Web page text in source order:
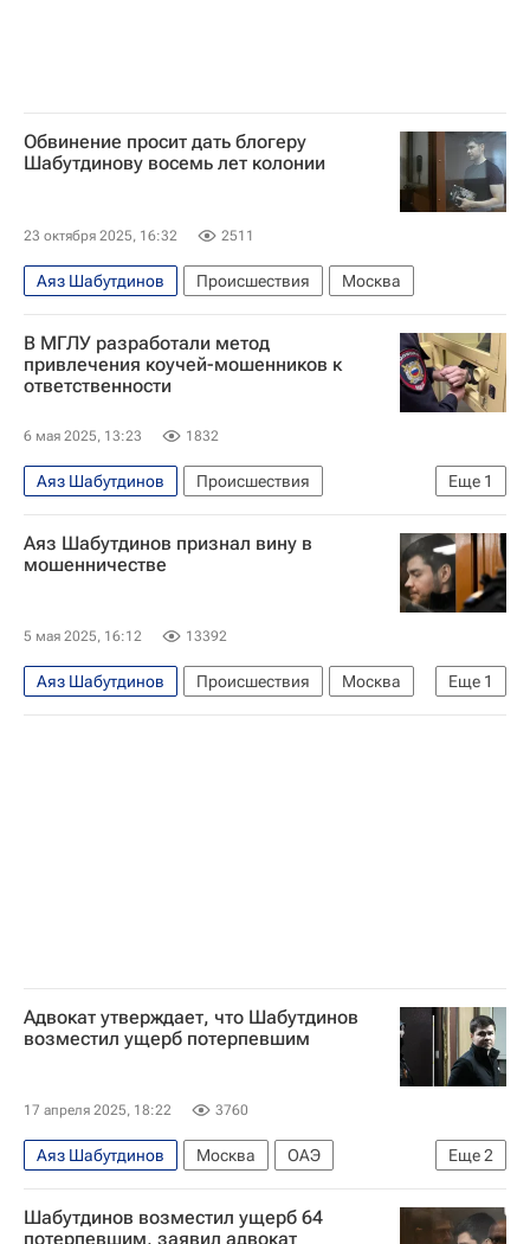
Обвинение просит дать блогеру
Шабутдинову восемь лет колонии
23 октября 2025, 16:32 2511
Аяз Шабутдинов Происшествия Москва
В МГЛУ разработали метод
привлечения коучей-мошенников к
ответственности
6 мая 2025, 13:23 1832
Еще 1
Аяз Шабутдинов
Происшествия
Роман Силантьев
Аяз Шабутдинов признал вину в
мошенничестве
5 мая 2025, 16:12 13392
Еще 1
Аяз Шабутдинов Происшествия
Москва
Россия
Адвокат утверждает, что Шабутдинов
возместил ущерб потерпевшим
17 апреля 2025, 18:22 3760
Еще2
Аяз Шабутдинов Москва
ОАЭ
Василий Алексеев
Общество
Шабутдинов возместил ущерб 64
потерпевшим, заявил адвокат